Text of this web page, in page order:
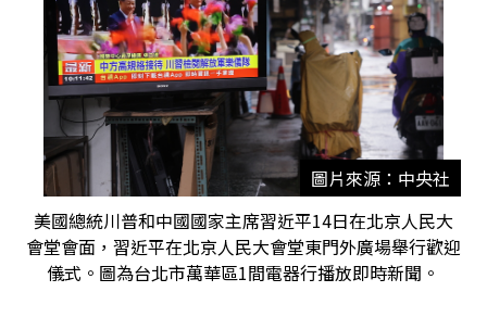
圖片來源：中央社
美國總統川普和中國國家主席習近平14日在北京人民大
會堂會面，習近平在北京人民大會堂東門外廣場舉行歡迎
儀式。圖為台北市萬華區1間電器行播放即時新聞。